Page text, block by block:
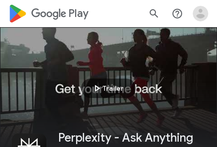
google_logo Play search help_outline
play_arrowTrailer
Perplexity - Ask Anything